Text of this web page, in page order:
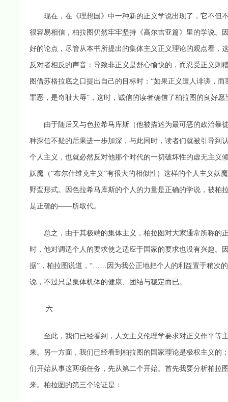
现在，在《理想国》中一种新的正义学说出现了，它不但
很容易相信，柏拉图仍然牢牢坚持《高尔吉亚篇》里的学说。
好的论点，尽管从本书所提出的集体主义正义理论的观点看，
反对者相反的声音：导致非正义是舒心愉快的，而忍受正义
图借苏格拉底之口提出自己的目标时：“如果正义遭人诽谤，
罪恶，是奇耻大辱”，这时，诚信的读者确信了柏拉图的良好
由于随后又与色拉希马库斯（他被描述为最可恶的政治暴
种深信不疑的后果进一步加深，与此同时，读者们就被引导到
个人主义，也就必然反对他那个时代的一切破坏性的虚无主义
妖魔（“布尔什维克主义”有很大的相似性）这样的个人主义妖
野蛮形式。因色拉希马库斯的个人的力量是正确的学说，被
是正确的——所取代。
总之，由于其极端的集体主义，柏拉图对大家通常所称的
时，他对调适个人的要求使之适应于国家的要求也没有兴趣。
据”，柏拉图说道，“……因为我公正地把个人的利益置于稍次
说，不过只是集体机体的健康、团结与稳定而已。
六
至此，我们已经看到，人文主义伦理学要求对正义作平等
来。另一方面，我们已经看到柏拉图的国家理论是极权主义的
们开始从事这两项任务，先从第二个开始。首先我要分析柏
来。柏拉图的第三个论证是：